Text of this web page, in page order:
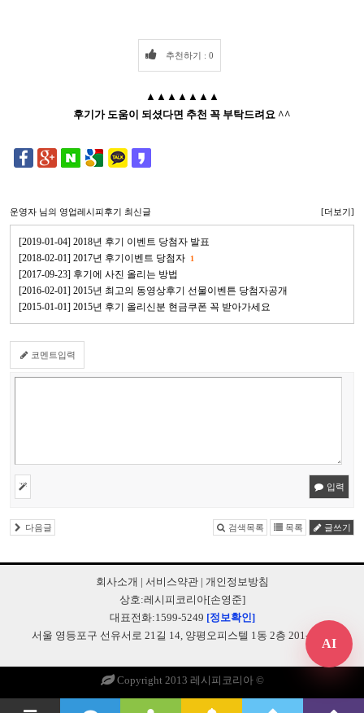
추천하기 : 0
▲▲▲▲▲▲▲
후기가 도움이 되셨다면 추천 꼭 부탁드려요 ^^
운영자 님의 영업레시피후기 최신글 [더보기]
[2019-01-04] 2018년 후기 이벤트 당첨자 발표
[2018-02-01] 2017년 후기이벤트 당첨자
1
[2017-09-23] 후기에 사진 올리는 방법
[2016-02-01] 2015년 최고의 동영상후기 선물이벤튼 당첨자공개
[2015-01-01] 2015년 후기 올리신분 현금쿠폰 꼭 받아가세요
코멘트입력
입력
다음글 검색목록 목록 글쓰기
회사소개 | 서비스약관| 개인정보방침
상호:레시피코리아[손영준]
대표전화:1599-5249 [정보확인]
서울 영등포구 선유서로 21길 14, 양평오피스텔 1동 2층 201-B248
Copyright 2013 레시피코리아 ©
AI